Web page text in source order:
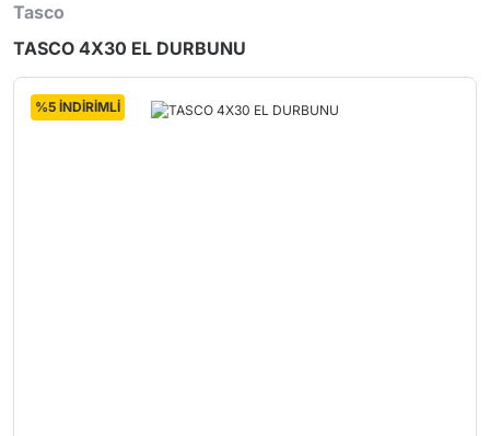
Tasco
TASCO 4X30 EL DURBUNU
%5 İNDİRİMLİ